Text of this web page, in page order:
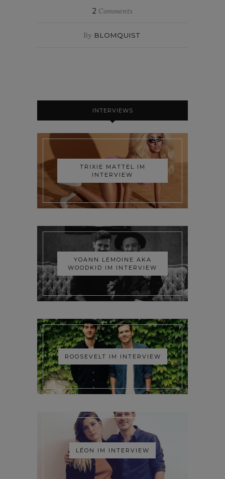
2 Comments
By BLOMQUIST
INTERVIEWS
TRIXIE MATTEL IM
INTERVIEW
YOANN LEMOINE AKA
WOODKID IM INTERVIEW
ROOSEVELT IM INTERVIEW
LÉON IM INTERVIEW